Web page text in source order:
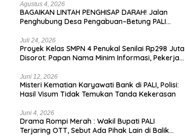
Agustus 4, 2026
BAGAIKAN LINTAH PENGHISAP DARAH! Jalan
Penghubung Desa Pengabuan–Betung PALI
Biang Kerok
Juli 24, 2026
Proyek Kelas SMPN 4 Penukal Senilai Rp298 Juta
Disorot: Papan Nama Minim Informasi, Pekerja
Juni 12, 2026
Misteri Kematian Karyawati Bank di PALI, Polisi:
Hasil Visum Tidak Temukan Tanda Kekerasan
Juni 4, 2026
Drama Rompi Merah : Wakil Bupati PALI
Terjaring OTT, Sebut Ada Pihak Lain di Balik